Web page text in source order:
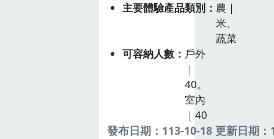
主要體驗產品類別
農｜
米、
蔬菜
可容納人數
戶外
｜
40。
室內
｜40
發布日期：113-10-18 更新日期